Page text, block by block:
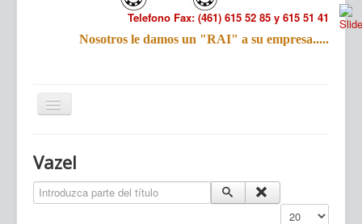
Telefono Fax: (461) 615 52 85 y 615 51 41
Nosotros le damos un "RAI" a su empresa.....
Vazel
Introduzca parte del título
Cantidad a